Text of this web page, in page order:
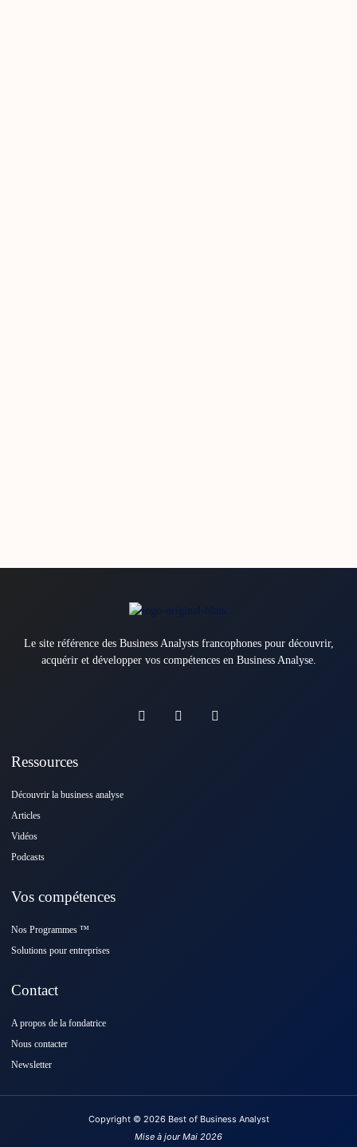
Le site référence des Business Analysts francophones pour découvrir,
acquérir et développer vos compétences en Business Analyse.
Ressources
Découvrir la business analyse
Articles
Vidéos
Podcasts
Vos compétences
Nos Programmes ™️
Solutions pour entreprises
Contact
A propos de la fondatrice
Nous contacter
Newsletter
Copyright © 2026 Best of Business Analyst
Mise à jour Mai 2026